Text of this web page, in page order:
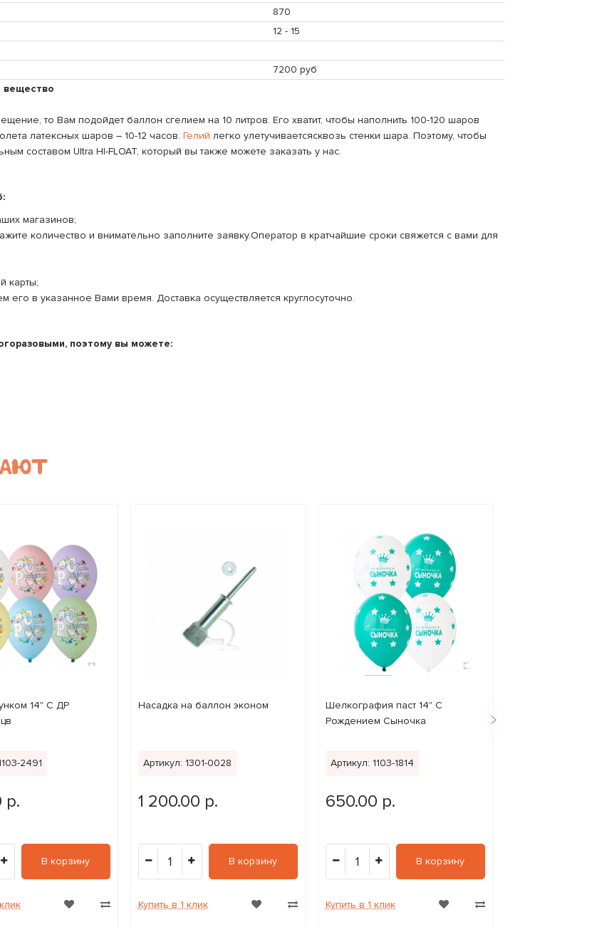
870
12 - 15
7200 руб
вещество
то Вам подойдет баллон сгелием на 10 литров. Его хватит, чтобы наполнить 100-120 шаров
латексных шаров – 10-12 часов. Гелий легко улетучиваетсясквозь стенки шара. Поэтому, чтобы
составом Ultra HI-FLOAT, который вы также можете заказать у нас.
магазинов;
количество и внимательно заполните заявку.Оператор в кратчайшие сроки свяжется с вами для
карты;
его в указанное Вами время. Доставка осуществляется круглосуточно.
поэтому вы можете:
14" С ДР
2491
р.
В корзину
Насадка на баллон эконом
Артикул: 1301-0028
1 200.00 р.
1 В корзину
Купить в 1 клик
Шелкография паст 14" С
Рождением Сыночка
Артикул: 1103-1814
650.00 р.
1 В корзину
Купить в 1 клик